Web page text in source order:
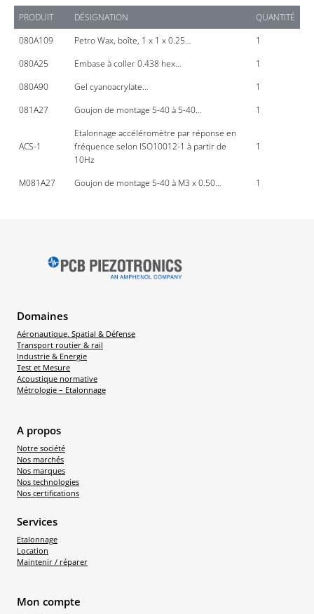
PRODUIT DÉSIGNATION
QUANTITÉ
080A109
Petro Wax, boîte, 1 x 1 x 0.25…
1
080A25
Embase à coller 0.438 hex…
1
080A90
Gel cyanoacrylate…
1
081A27
Goujon de montage 5-40 à 5-40… 1
ACS-1
Etalonnage accéléromètre par réponse en
fréquence selon ISO10012-1 à partir de
10Hz
1
M081A27 Goujon de montage 5-40 à M3 x 0.50… 1
Domaines
Aéronautique, Spatial & Défense
Transport routier & rail
Industrie & Energie
Test et Mesure
Acoustique normative
Métrologie – Etalonnage
A propos
Notre société
Nos marchés
Nos marques
Nos technologies
Nos certifications
Services
Etalonnage
Location
Maintenir / réparer
Mon compte